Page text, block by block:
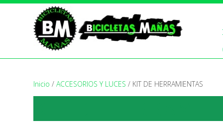
Inicio /ACCESORIOS Y LUCES / KIT DE HERRAMIENTAS
KIT DE